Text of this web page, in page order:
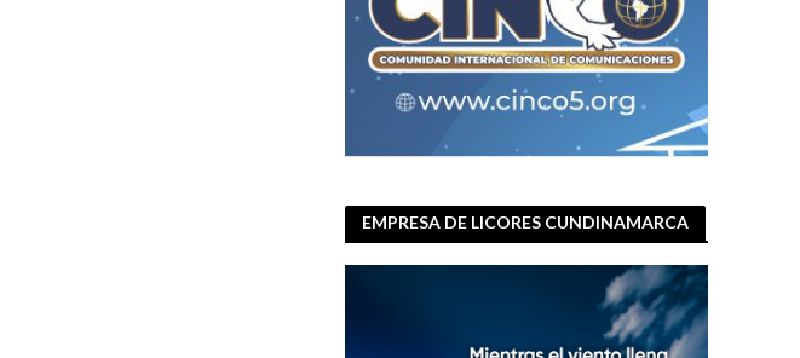
EMPRESA DE LICORES CUNDINAMARCA